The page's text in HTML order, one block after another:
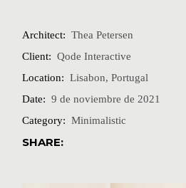
Architect: Thea Petersen
Client: Qode Interactive
Location: Lisabon, Portugal
Date: 9 de noviembre de 2021
Category: Minimalistic
SHARE: